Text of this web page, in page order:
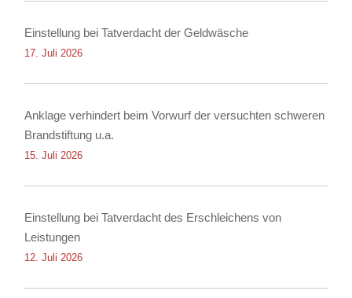
Einstellung bei Tatverdacht der Geldwäsche
17. Juli 2026
Anklage verhindert beim Vorwurf der versuchten schweren
Brandstiftung u.a.
15. Juli 2026
Einstellung bei Tatverdacht des Erschleichens von
Leistungen
12. Juli 2026